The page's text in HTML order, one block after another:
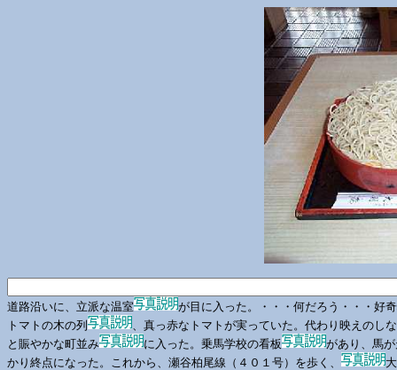
道路沿いに、立派な温室
が目に入った。・・・何だろう・・・
トマトの木の列
、真っ赤なトマトが実っていた。代わり映えのし
と賑やかな町並み
に入った。乗馬学校の看板
があり、馬
かり終点になった。これから、瀬谷柏尾線（４０１号）を歩く、